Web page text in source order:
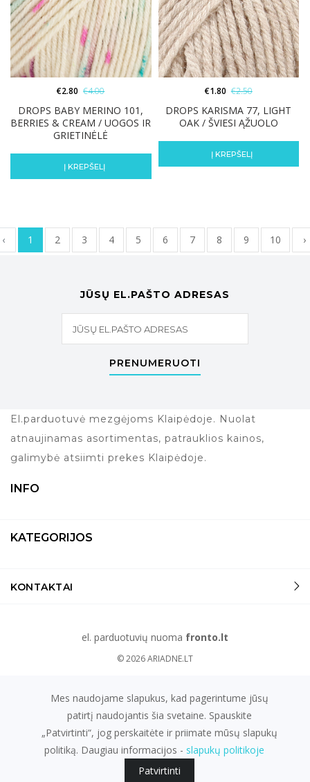
DROPS BABY MERINO 101,
BERRIES & CREAM / UOGOS IR
GRIETINĖLĖ
€2.80 €4.00
Į KREPŠELĮ
DROPS KARISMA 77, LIGHT
OAK / ŠVIESI ĄŽUOLO
€1.80 €2.50
Į KREPŠELĮ
‹ 1 2 3 4 5 6 7 8 9 10 ›
JŪSŲ EL.PAŠTO ADRESAS
PRENUMERUOTI
El.parduotuvė mezgėjoms Klaipėdoje. Nuolat
atnaujinamas asortimentas, patrauklios kainos,
galimybė atsiimti prekes Klaipėdoje.
INFO
KATEGORIJOS
KONTAKTAI
© 2026ARIADNE.LT
el. parduotuvių nuoma fronto.lt
Mes naudojame slapukus, kad pagerintume jūsų
patirtį naudojantis šia svetaine. Spauskite
„Patvirtinti“, jog perskaitėte ir priimate mūsų slapukų
politiką. Daugiau informacijos - slapukų politikoje
Patvirtinti